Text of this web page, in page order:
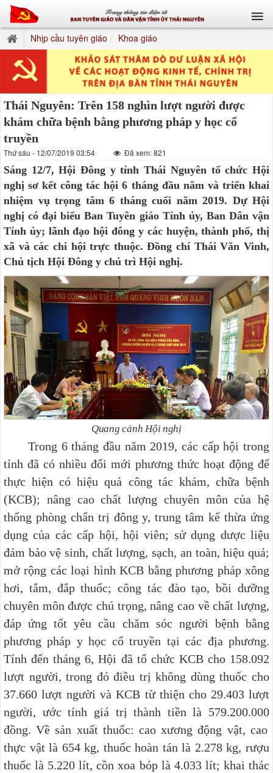
Nhịp cầu tuyên giáo Khoa giáo
Thái Nguyên: Trên 158 nghìn lượt người được
khám chữa bệnh bằng phương pháp y học cổ
truyền
Thứ sáu - 12/07/2019 03:54 Đã xem: 821
Sáng 12/7, Hội Đông y tỉnh Thái Nguyên tổ chức Hội
nghị sơ kết công tác hội 6 tháng đầu năm và triển khai
nhiệm vụ trọng tâm 6 tháng cuối năm 2019. Dự Hội
nghị có đại biểu Ban Tuyên giáo Tỉnh ủy, Ban Dân vận
Tỉnh ủy; lãnh đạo hội đông y các huyện, thành phố, thị
xã và các chi hội trực thuộc. Đồng chí Thái Văn Vinh,
Chủ tịch Hội Đông y chủ trì Hội nghị.
Quang cảnh Hội nghị
Trong 6 tháng đầu năm 2019, các cấp hội trong
tỉnh đã có nhiều đổi mới phương thức hoạt động để
thực hiện có hiệu quả công tác khám, chữa bệnh
(KCB); nâng cao chất lượng chuyên môn của hệ
thống phòng chẩn trị đông y, trung tâm kế thừa ứng
dụng của các cấp hội, hội viên; sử dụng dược liệu
đảm bảo vệ sinh, chất lượng, sạch, an toàn, hiệu quả;
mở rộng các loại hình KCB bằng phương pháp xông
hơi, tắm, đắp thuốc; công tác đào tạo, bồi dưỡng
chuyên môn được chú trọng, nâng cao về chất lượng,
đáp ứng tốt yêu cầu chăm sóc người bệnh bằng
phương pháp y học cổ truyền tại các địa phương.
Tính đến tháng 6, Hội đã tổ chức KCB cho 158.092
lượt người, trong đó điều trị không dùng thuốc cho
37.660lượt người và KCB từ thiện cho 29.403lượt
người, ước tính giá trị thành tiền là 579.200.000
đồng. Về sản xuất thuốc: cao xương động vật, cao
thực vật là 654 kg, thuốc hoàn tán là 2.278 kg, rượu
thuốc là 5.220 lít, cồn xoa bóp là 4.033 lít; khai thác